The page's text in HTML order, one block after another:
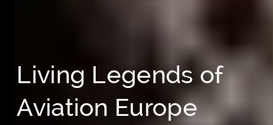
Living Legends of
Aviation Europe